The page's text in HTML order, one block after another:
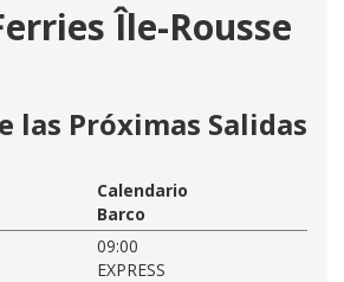
Île-Rousse
las Próximas Salidas
Calendario
Barco
09:00
EXPRESS